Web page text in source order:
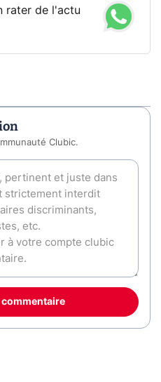
rater de l'actu
Clubic.
commentaire